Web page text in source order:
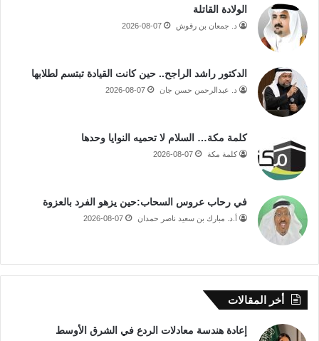
الولادة القاتلة
د. جمعان بن رقوش 2026-08-07
الدكتور راشد الراجح.. حين كانت القيادة تبتسم لطلابها
د. عبدالرحمن حسن جان 2026-08-07
كلمة مكة… السلام لا تحميه النوايا وحدها
كلمة مكة 2026-08-07
في رحاب عروس السحاب:حين يزهو الفرد بالعزوة
أ.د. مبارك بن سعيد ناصر حمدان 2026-08-07
أخر المقالات
إعادة هندسة معادلات الردع في الشرق الأوسط